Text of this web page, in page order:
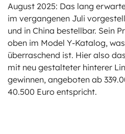
August 2025: Das lang
im vergangenen Juli
und in China bestellbar. Sein
oben im Model Y-Katalog,
überraschend ist. Hier also
mit neu gestalteter hinterer
gewinnen, angeboten ab
40.500 Euro entspricht.